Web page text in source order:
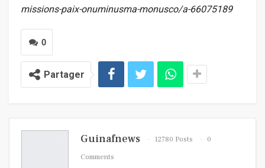
missions-paix-onuminusma-monusco/a-66075189
0
Partager
Guinafnews 12780 Posts
0
Comments